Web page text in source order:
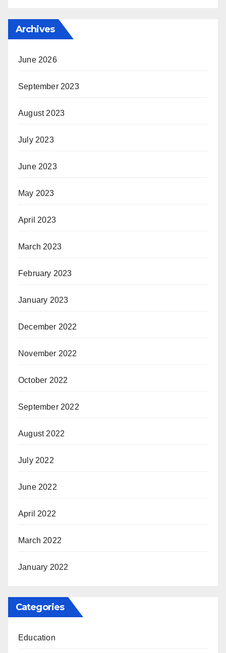
Archives
June 2026
September 2023
August 2023
July 2023
June 2023
May 2023
April 2023
March 2023
February 2023
January 2023
December 2022
November 2022
October 2022
September 2022
August 2022
July 2022
June 2022
April 2022
March 2022
January 2022
Categories
Education